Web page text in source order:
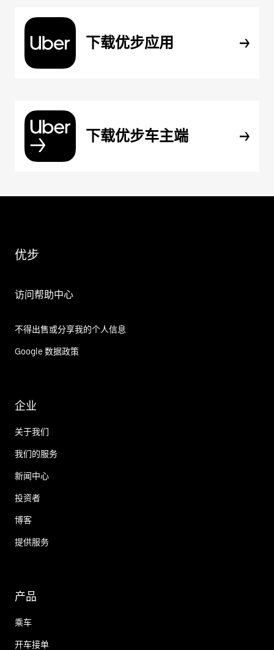
下载优步应用
下载优步车主端
优步
访问帮助中心
不得出售或分享我的个人信息
Google 数据政策
企业
关于我们
我们的服务
新闻中心
投资者
博客
提供服务
产品
乘车
开车接单